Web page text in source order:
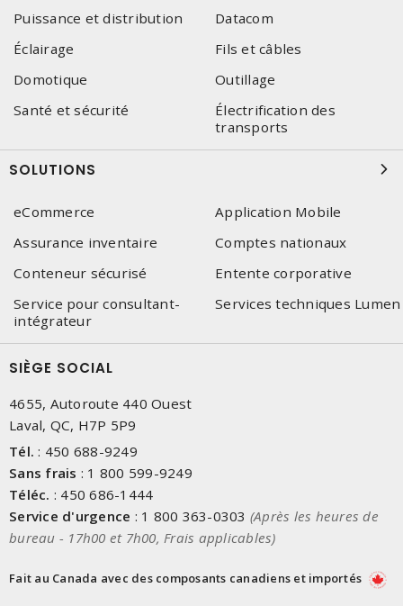
Puissance et distribution
Datacom
Éclairage
Fils et câbles
Domotique
Outillage
Santé et sécurité
Électrification des
transports
SOLUTIONS
eCommerce
Application Mobile
Assurance inventaire
Comptes nationaux
Conteneur sécurisé
Entente corporative
Service pour consultant-
intégrateur
Services techniques Lumen
SIÈGE SOCIAL
4655, Autoroute 440 Ouest
Laval, QC, H7P 5P9
Tél. : 450 688-9249
Sans frais : 1 800 599-9249
Téléc. : 450 686-1444
Service d'urgence : 1 800 363-0303 (Après les heures de
bureau - 17h00 et 7h00, Frais applicables)
Fait au Canada avec des composants canadiens et importés